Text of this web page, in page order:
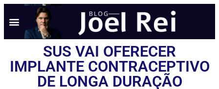
SUS VAI OFERECER
IMPLANTE CONTRACEPTIVO
DE LONGA DURAÇÃO